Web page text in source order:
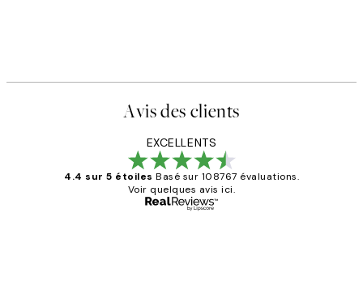
Avis des clients
EXCELLENTS
4.4 sur 5 étoiles Basé sur 108767 évaluations.
Voir quelques avis ici.